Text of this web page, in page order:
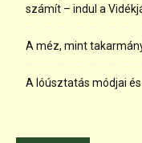
számít – indul a
A méz, mint
A lóúsztatás módjai